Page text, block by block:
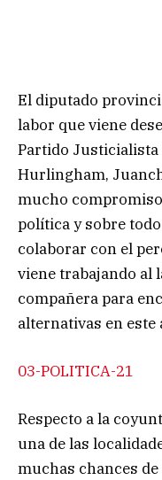
El diputado
labor que viene
Partido Justicialista
Hurlingham,
mucho
política y sobre
colaborar con el
viene trabajando al
compañera para
alternativas en este
03-POLITICA-21
Respecto a la
una de las
muchas chances